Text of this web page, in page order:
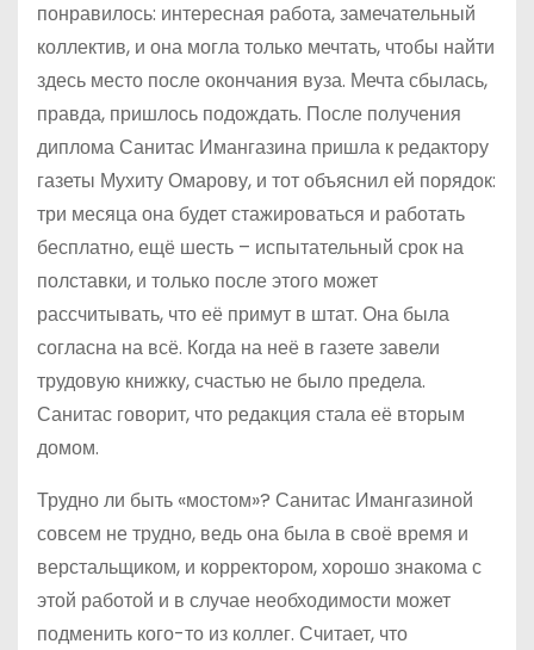
понравилось: интересная работа, замечательный
коллектив, и она могла только мечтать, чтобы найти
здесь место после окончания вуза. Мечта сбылась,
правда, пришлось подождать. После получения
диплома Санитас Имангазина пришла к редактору
газеты Мухиту Омарову, и тот объяснил ей порядок:
три месяца она будет стажироваться и работать
бесплатно, ещё шесть – испытательный срок на
полставки, и только после этого может
рассчитывать, что её примут в штат. Она была
согласна на всё. Когда на неё в газете завели
трудовую книжку, счастью не было предела.
Санитас говорит, что редакция стала её вторым
домом.
Трудно ли быть «мостом»? Санитас Имангазиной
совсем не трудно, ведь она была в своё время и
верстальщиком, и корректором, хорошо знакома с
этой работой и в случае необходимости может
подменить кого-то из коллег. Считает, что